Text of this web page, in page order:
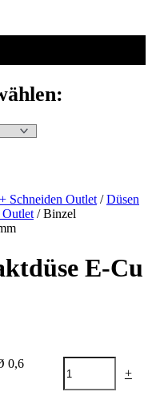
Schneiden Outlet /Düsen
Outlet / Binzel
E-Cu
0,6
+